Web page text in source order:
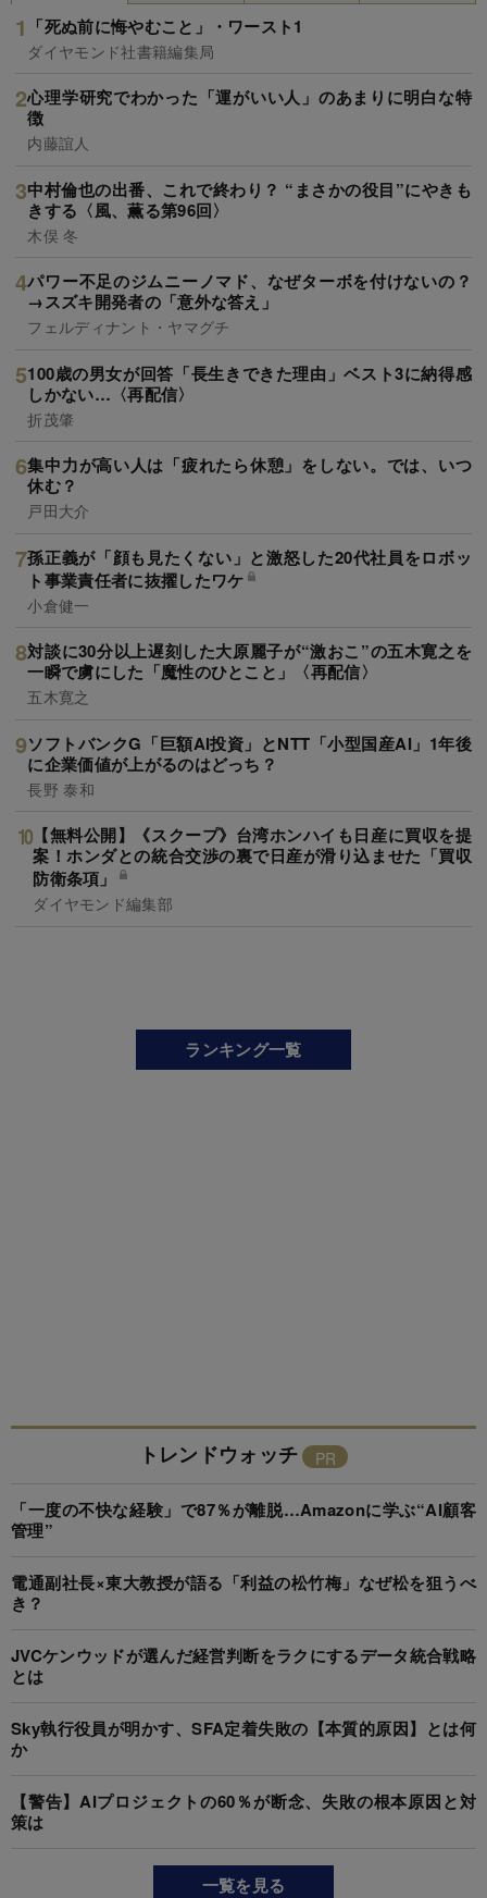
「死ぬ前に悔やむこと」・ワースト1
ダイヤモンド社書籍編集局
心理学研究でわかった「運がいい人」のあまりに明白な特
徴
内藤誼人
中村倫也の出番、これで終わり？ “まさかの役目”にやきも
きする〈風、薫る第96回〉
木俣 冬
パワー不足のジムニーノマド、なぜターボを付けないの？
→スズキ開発者の「意外な答え」
フェルディナント・ヤマグチ
100歳の男女が回答「長生きできた理由」ベスト3に納得感
しかない…〈再配信〉
折茂肇
集中力が高い人は「疲れたら休憩」をしない。では、いつ
休む？
戸田大介
孫正義が「顔も見たくない」と激怒した20代社員をロボッ
ト事業責任者に抜擢したワケ
小倉健一
対談に30分以上遅刻した大原麗子が“激おこ”の五木寛之を
一瞬で虜にした「魔性のひとこと」〈再配信〉
五木寛之
ソフトバンクG「巨額AI投資」とNTT「小型国産AI」1年後
に企業価値が上がるのはどっち？
長野 泰和
【無料公開】《スクープ》台湾ホンハイも日産に買収を提
案！ホンダとの統合交渉の裏で日産が滑り込ませた「買収
防衛条項」
ダイヤモンド編集部
ランキング一覧
トレンドウォッチ
「一度の不快な経験」で87％が離脱…Amazonに学ぶ“AI顧客
管理”
電通副社長×東大教授が語る「利益の松竹梅」なぜ松を狙うべ
き？
JVCケンウッドが選んだ経営判断をラクにするデータ統合戦略
とは
Sky執行役員が明かす、SFA定着失敗の【本質的原因】とは何
か
【警告】AIプロジェクトの60％が断念、失敗の根本原因と対
策は
一覧を見る